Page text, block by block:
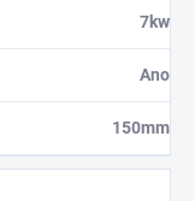
7kw
Ano
150mm